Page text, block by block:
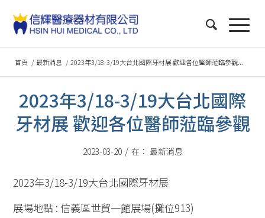
首頁 / 最新消息 / 2023年3/18-3/19大台北國際牙材展 歡迎各位醫師蒞臨參觀...
2023年3/18-3/19大台北國際
牙材展 歡迎各位醫師蒞臨參觀
2023-03-20 / 在： 最新消息
2023年3/18-3/19大台北國際牙材展
展場地點 : 信義區世貿一館展場(攤位913)